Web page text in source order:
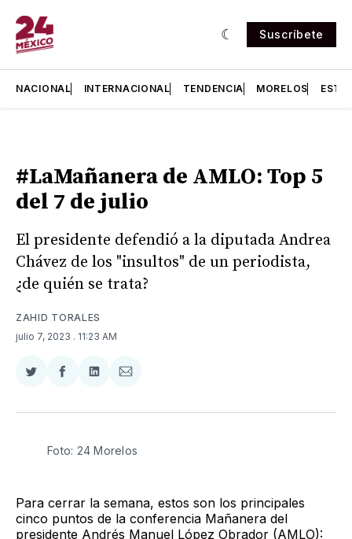
Suscríbete
NACIONAL INTERNACIONAL TENDENCIA MORELOS
#LaMañanera de AMLO: Top 5
del 7 de julio
El presidente defendió a la diputada Andrea
Chávez de los "insultos" de un periodista,
¿de quién se trata?
ZAHID TORALES
julio 7, 2023 . 11:23 AM
Compartir
Twitter
Compartir
Facebook
Compartir
LinkedIn
Compartir
Email
Foto: 24 Morelos
Para cerrar la semana, estos son los principales
cinco puntos de la conferencia Mañanera del
presidente Andrés Manuel López Obrador (AMLO):